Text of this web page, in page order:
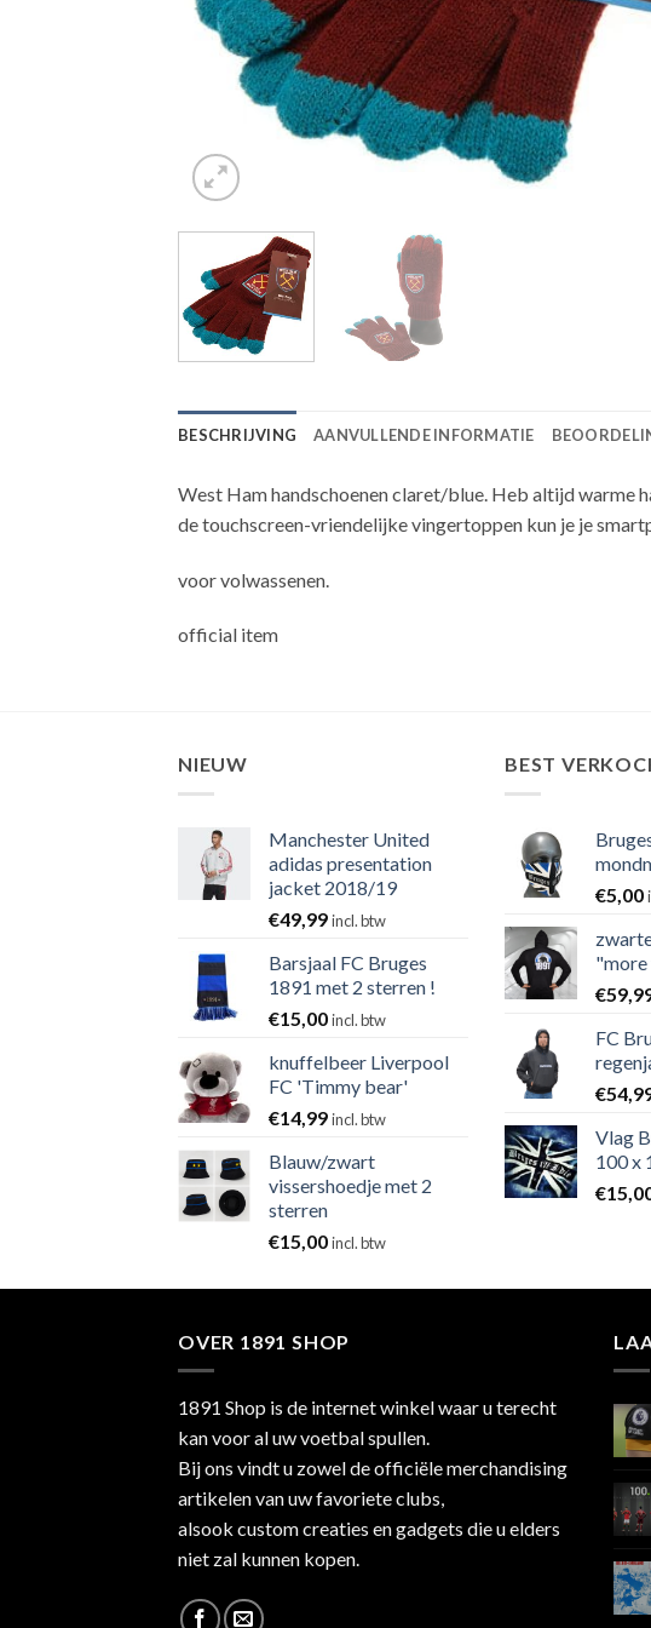
BESCHRIJVING AANVULLENDE INFORMATIE
West Ham handschoenen claret/blue. Heb altijd warme
de touchscreen-vriendelijke vingertoppen kun je je
voor volwassenen.
official item
NIEUW
Manchester United
adidas presentation
jacket 2018/19
€49,99incl. btw
Barsjaal FC Bruges
1891 met 2 sterren !
€15,00incl. btw
knuffelbeer Liverpool
FC 'Timmy bear'
€14,99incl. btw
Blauw/zwart
vissershoedje met 2
sterren
€15,00incl. btw
BEST
€5,00
"more
€
FC
€
Vlag
100 x
€
OVER 1891 SHOP
1891 Shop is de internet winkel waar u terecht
kan voor al uw voetbal spullen.
Bij ons vindt u zowel de officiële merchandising
artikelen van uw favoriete clubs,
alsook custom creaties en gadgets die u elders
niet zal kunnen kopen.